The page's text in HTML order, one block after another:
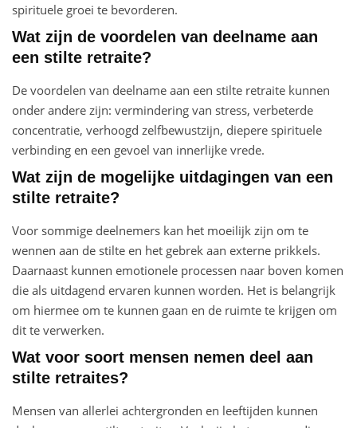
spirituele groei te bevorderen.
Wat zijn de voordelen van deelname aan
een stilte retraite?
De voordelen van deelname aan een stilte retraite kunnen
onder andere zijn: vermindering van stress, verbeterde
concentratie, verhoogd zelfbewustzijn, diepere spirituele
verbinding en een gevoel van innerlijke vrede.
Wat zijn de mogelijke uitdagingen van een
stilte retraite?
Voor sommige deelnemers kan het moeilijk zijn om te
wennen aan de stilte en het gebrek aan externe prikkels.
Daarnaast kunnen emotionele processen naar boven komen
die als uitdagend ervaren kunnen worden. Het is belangrijk
om hiermee om te kunnen gaan en de ruimte te krijgen om
dit te verwerken.
Wat voor soort mensen nemen deel aan
stilte retraites?
Mensen van allerlei achtergronden en leeftijden kunnen